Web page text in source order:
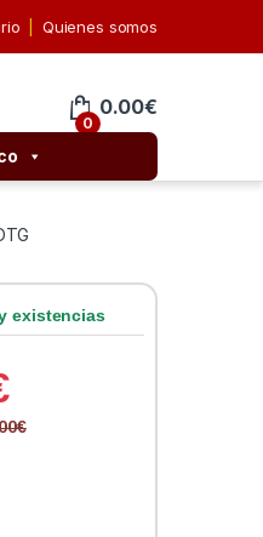
Quienes somos
0
0.00€
existencias
€